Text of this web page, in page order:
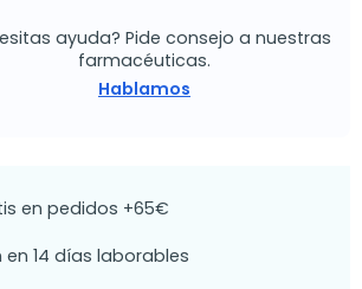
ayuda? Pide consejo a nuestras
farmacéuticas.
Hablamos
en pedidos +65€
en 14 días laborables